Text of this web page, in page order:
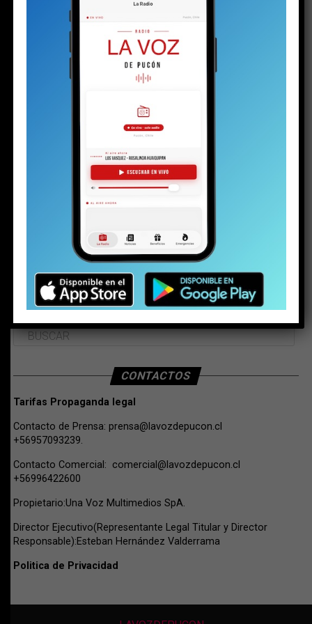
BUSCAR
CONTACTOS
Tarifas Propaganda legal
Contacto de Prensa: prensa@lavozdepucon.cl
+56957093239.
Contacto Comercial: comercial@lavozdepucon.cl
+56996422600
Propietario:Una Voz Multimedios SpA.
Director Ejecutivo(Representante Legal Titular y Director
Responsable):Esteban Hernández Valderrama
Politica de Privacidad